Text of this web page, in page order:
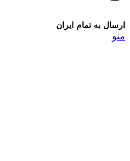
ارسال به تمام ایران
منو